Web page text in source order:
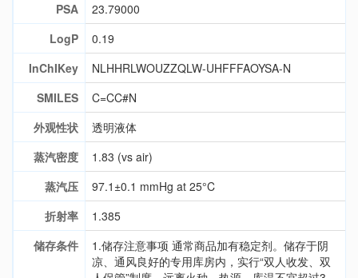
PSA
23.79000
LogP
0.19
InChIKey
NLHHRLWOUZZQLW-UHFFFAOYSA-N
SMILES
C=CC#N
外观性状
透明液体
蒸汽密度
1.83 (vs air)
蒸汽压
97.1±0.1 mmHg at 25°C
折射率
1.385
储存条件
1.储存注意事项 通常商品加有稳定剂。储存于阴
凉、通风良好的专用库房内，实行“双人收发、双